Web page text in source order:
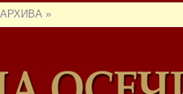
АРХИВА »